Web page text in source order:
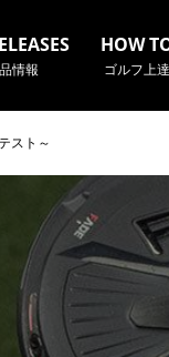
情報
HOW
ゴルフ上達
スト～
してください。